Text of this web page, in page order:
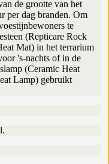
de grootte van het
per dag branden. Om
te
(Repticare Rock
Mat) in het terrarium
's-nachts of in de
(Ceramic Heat
Lamp) gebruikt